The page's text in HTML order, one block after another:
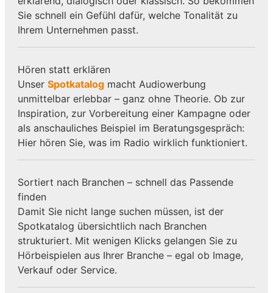
Sie schnell ein Gefühl dafür, welche Tonalität zu
Ihrem Unternehmen passt.
Hören statt erklären
Unser Spotkatalogmacht Audiowerbung
unmittelbar erlebbar – ganz ohne Theorie. Ob zur
Inspiration, zur Vorbereitung einer Kampagne oder
als anschauliches Beispiel im Beratungsgespräch:
Hier hören Sie, was im Radio wirklich funktioniert.
Sortiert nach Branchen – schnell das Passende
finden
Damit Sie nicht lange suchen müssen, ist der
Spotkatalog übersichtlich nach Branchen
strukturiert. Mit wenigen Klicks gelangen Sie zu
Hörbeispielen aus Ihrer Branche – egal ob Image,
Verkauf oder Service.